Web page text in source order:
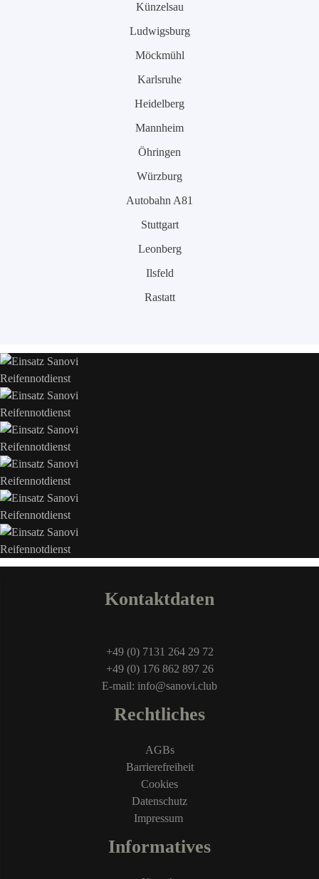
Künzelsau
Ludwigsburg
Möckmühl
Karlsruhe
Heidelberg
Mannheim
Öhringen
Würzburg
Autobahn A81
Stuttgart
Leonberg
Ilsfeld
Rastatt
Kontaktdaten
+49 (0) 7131 264 29 72
+49 (0) 176 862 897 26
E-mail: info@sanovi.club
Rechtliches
AGBs
Barrierefreiheit
Cookies
Datenschutz
Impressum
Informatives